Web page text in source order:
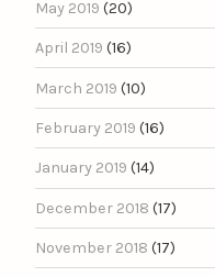
May 2019 (20)
April 2019 (16)
March 2019 (10)
February 2019 (16)
January 2019 (14)
December 2018 (17)
November 2018 (17)